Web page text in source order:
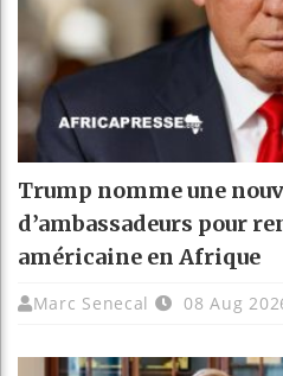
Trump nomme une
d’ambassadeurs pour
américaine en Afrique
Marc Senecal 08 Aug